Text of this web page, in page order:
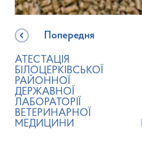
Попередня
АТЕСТАЦІЯ
БІЛОЦЕРКІВСЬКОЇ
РАЙОННОЇ
ДЕРЖАВНОЇ
ЛАБОРАТОРІЇ
ВЕТЕРИНАРНОЇ
МЕДИЦИНИ